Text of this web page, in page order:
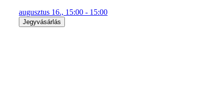
augusztus 16., 15:00 - 15:00
Jegyvásárlás